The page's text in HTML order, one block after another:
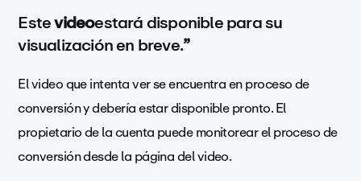
Estevideoestará disponible para su
visualización en breve.”
El video que intenta ver se encuentra en proceso de
conversión y debería estar disponible pronto. El
propietario de la cuenta puede monitorear el proceso de
conversión desde la página del video.